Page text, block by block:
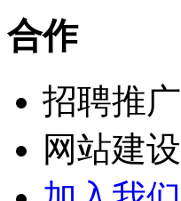
合作
招聘推广
网站建设